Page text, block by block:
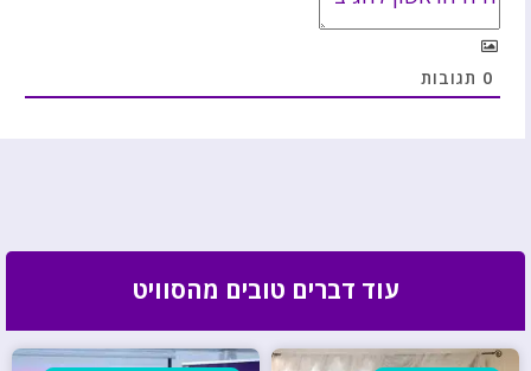
0 תגובות
עוד דברים טובים מהסוויט